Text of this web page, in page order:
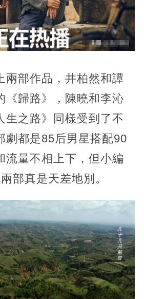
兩部作品，井柏然和譚
《歸路》，陳曉和李沁
生之路》同樣受到了不
劇都是85后男星搭配90
流量不相上下，但小編
部真是天差地別。